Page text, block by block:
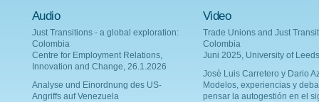
Audio
Just Transitions - a global exploration:
Colombia
Centre for Employment Relations,
Innovation and Change, 26.1.2026
Analyse und Einordnung des US-
Angriffs auf Venezuela
Video
Trade Unions and Just
Colombia
Juni 2025, University of Leeds
Josè Luis Carretero y Dario
Modelos, experiencias y
pensar la autogestión en el